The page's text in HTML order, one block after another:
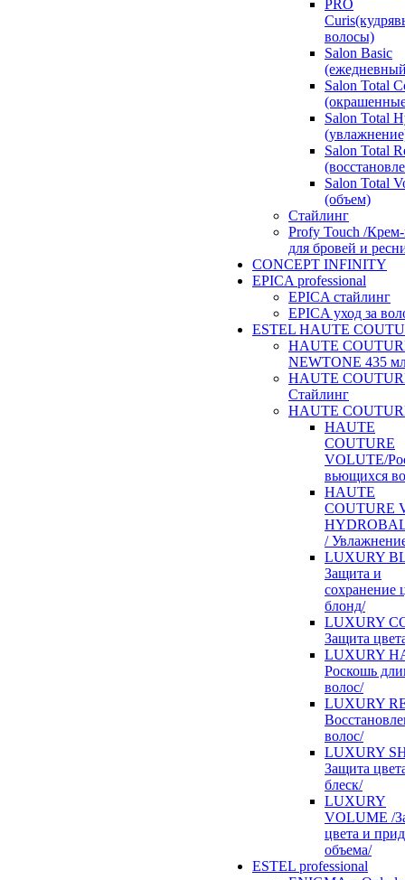
PRO
волосы)
Salon Basic
Salon Total
Salon Total
Salon Total
Salon Total
(объем)
Стайлинг
Profy Touch /Крем-
для бровей и
CONCEPT INFINITY
EPICA professional
EPICA стайлинг
EPICA уход за
ESTEL HAUTE
HAUTE
NEWTONE 435
HAUTE
Стайлинг
HAUTE
HAUTE
COUTURE
VOLUTE/
вьющихся
HAUTE
COUTURE
/
LUXURY
Защита и
сохранение
блонд/
LUXURY
Защита
LUXURY
Роскошь
волос/
LUXURY
волос/
LUXURY
Защита
блеск/
LUXURY
VOLUME /
цвета и
объема/
ESTEL professional